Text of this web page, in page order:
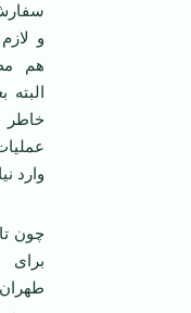
و
هم
وارد
چون
برای
طهران